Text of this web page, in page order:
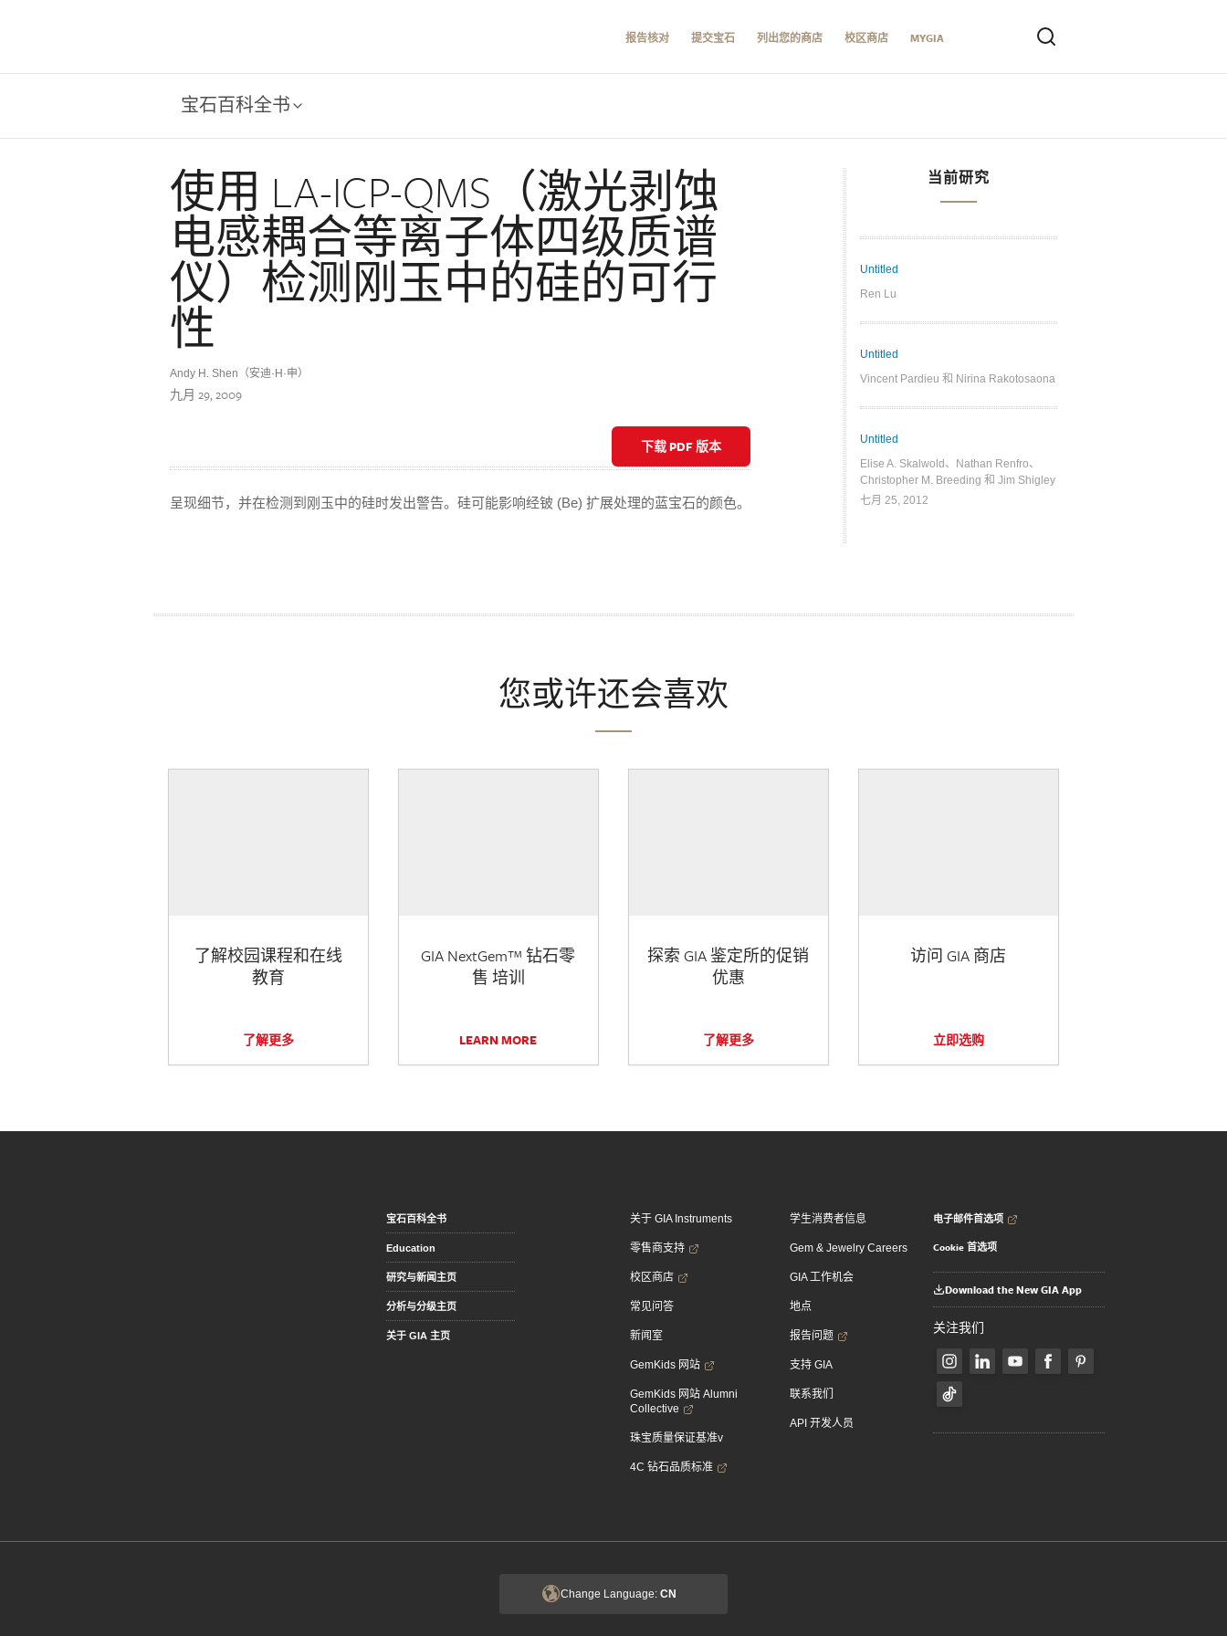
报告核对 提交宝石 列出您的商店 校区商店 MYGIA
宝石百科全书
使用 LA-ICP-QMS（激光剥蚀
电感耦合等离子体四级质谱
仪）检测刚玉中的硅的可行
性
Andy H. Shen（安迪·H·申）
九月 29, 2009
下载 PDF 版本
呈现细节，并在检测到刚玉中的硅时发出警告。硅可能影响经铍 (Be) 扩展处理的蓝宝石的颜色。
当前研究
Untitled
Ren Lu
Untitled
Vincent Pardieu 和 Nirina Rakotosaona
Untitled
Elise A. Skalwold、Nathan Renfro、
Christopher M. Breeding 和 Jim Shigley
七月 25, 2012
您或许还会喜欢
了解校园课程和在线
教育
了解更多
GIA NextGem™ 钻石零
售 培训
LEARN MORE
探索 GIA 鉴定所的促销
优惠
了解更多
访问 GIA 商店
立即选购
宝石百科全书
Education
研究与新闻主页
分析与分级主页
关于 GIA 主页
关于 GIA Instruments
零售商支持
校区商店
常见问答
新闻室
GemKids 网站
GemKids 网站 Alumni
Collective
珠宝质量保证基准v
4C 钻石品质标准
学生消费者信息
Gem & Jewelry Careers
GIA 工作机会
地点
报告问题
支持 GIA
联系我们
API 开发人员
电子邮件首选项
Cookie 首选项
Download the New GIA App
关注我们
Change Language: CN